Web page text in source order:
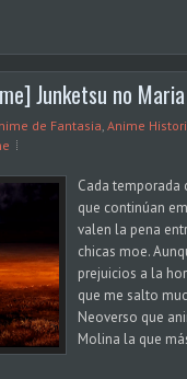
Junketsu no Maria
de Fantasia Anime
Cada temporada
que continúan
valen la pena
chicas moe.
prejuicios a la
que me salto
Neoverso que
Molina la que